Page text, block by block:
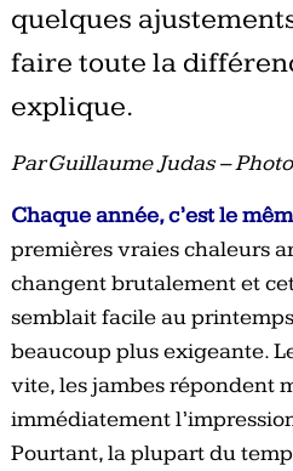
quelques
faire toute la
explique.
Par Guillaume Judas –
Chaque année, c’est le
premières vraies chaleurs
changent brutalement et
semblait facile au
beaucoup plus exigeante.
vite, les jambes répondent
immédiatement
Pourtant, la plupart du